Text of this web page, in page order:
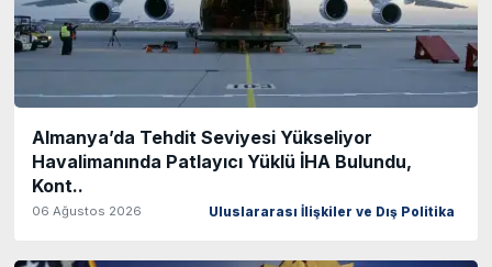
Almanya’da Tehdit Seviyesi Yükseliyor
Havalimanında Patlayıcı Yüklü İHA Bulundu,
Kont..
06 Ağustos 2026 Uluslararası İlişkiler ve Dış Politika